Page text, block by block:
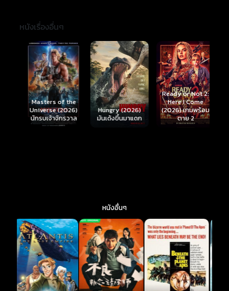
หนังเรื่องอื่นๆ
Masters of the
Universe (2026)
นักรบเจ้าจักรวาล
Hungry (2026)
มันเด้งขึ้นมาแดก
Ready or Not 2:
Here I Come
(2026) เกมพร้อม
ตาย 2
หนังอื่นๆ